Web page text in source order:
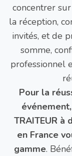
concentrer
la réception,
invités, et de
somme,
professionnel
Pour la
TRAITEUR
en France
gamme.